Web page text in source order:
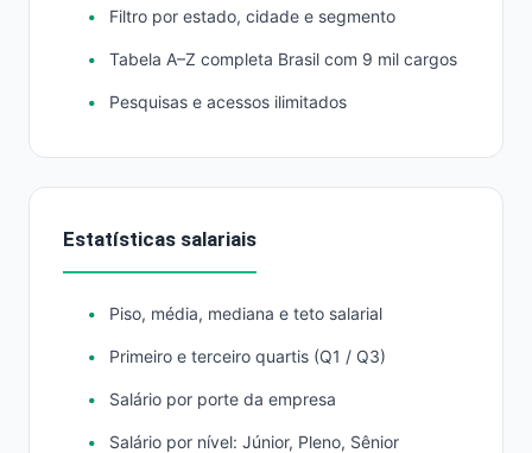
Filtro por estado, cidade e segmento
Tabela A–Z completa Brasil com 9 mil cargos
Pesquisas e acessos ilimitados
Estatísticas salariais
Piso, média, mediana e teto salarial
Primeiro e terceiro quartis (Q1 / Q3)
Salário por porte da empresa
Salário por nível: Júnior, Pleno, Sênior